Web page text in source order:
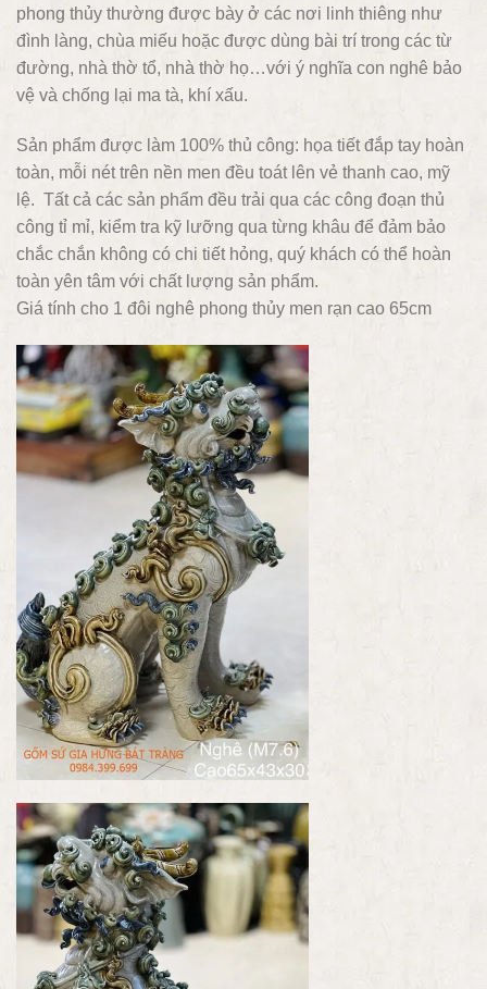
phong thủy thường được bày ở các nơi linh thiêng như
đình làng, chùa miếu hoặc được dùng bài trí trong các từ
đường, nhà thờ tổ, nhà thờ họ…với ý nghĩa con nghê bảo
vệ và chống lại ma tà, khí xấu.
Sản phẩm được làm 100% thủ công: họa tiết đắp tay hoàn
toàn, mỗi nét trên nền men đều toát lên vẻ thanh cao, mỹ
lệ. Tất cả các sản phẩm đều trải qua các công đoạn thủ
công tỉ mỉ, kiểm tra kỹ lưỡng qua từng khâu để đảm bảo
chắc chắn không có chi tiết hỏng, quý khách có thể hoàn
toàn yên tâm với chất lượng sản phẩm.
Giá tính cho 1 đôi nghê phong thủy men rạn cao 65cm